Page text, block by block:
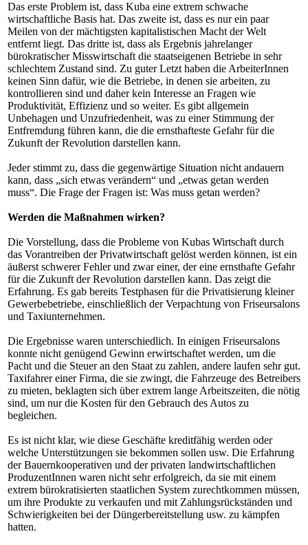
Das erste Problem ist, dass Kuba eine extrem schwache
wirtschaftliche Basis hat. Das zweite ist, dass es nur ein paar
Meilen von der mächtigsten kapitalistischen Macht der Welt
entfernt liegt. Das dritte ist, dass als Ergebnis jahrelanger
bürokratischer Misswirtschaft die staatseigenen Betriebe in sehr
schlechtem Zustand sind. Zu guter Letzt haben die ArbeiterInnen
keinen Sinn dafür, wie die Betriebe, in denen sie arbeiten, zu
kontrollieren sind und daher kein Interesse an Fragen wie
Produktivität, Effizienz und so weiter. Es gibt allgemein
Unbehagen und Unzufriedenheit, was zu einer Stimmung der
Entfremdung führen kann, die die ernsthafteste Gefahr für die
Zukunft der Revolution darstellen kann.
Jeder stimmt zu, dass die gegenwärtige Situation nicht andauern
kann, dass „sich etwas verändern“ und „etwas getan werden
muss“. Die Frage der Fragen ist: Was muss getan werden?
Werden die Maßnahmen wirken?
Die Vorstellung, dass die Probleme von Kubas Wirtschaft durch
das Vorantreiben der Privatwirtschaft gelöst werden können, ist ein
äußerst schwerer Fehler und zwar einer, der eine ernsthafte Gefahr
für die Zukunft der Revolution darstellen kann. Das zeigt die
Erfahrung. Es gab bereits Testphasen für die Privatisierung kleiner
Gewerbebetriebe, einschließlich der Verpachtung von Friseursalons
und Taxiunternehmen.
Die Ergebnisse waren unterschiedlich. In einigen Friseursalons
konnte nicht genügend Gewinn erwirtschaftet werden, um die
Pacht und die Steuer an den Staat zu zahlen, andere laufen sehr gut.
Taxifahrer einer Firma, die sie zwingt, die Fahrzeuge des Betreibers
zu mieten, beklagten sich über extrem lange Arbeitszeiten, die nötig
sind, um nur die Kosten für den Gebrauch des Autos zu
begleichen.
Es ist nicht klar, wie diese Geschäfte kreditfähig werden oder
welche Unterstützungen sie bekommen sollen usw. Die Erfahrung
der Bauernkooperativen und der privaten landwirtschaftlichen
ProduzentInnen waren nicht sehr erfolgreich, da sie mit einem
extrem bürokratisierten staatlichen System zurechtkommen müssen,
um ihre Produkte zu verkaufen und mit Zahlungsrückständen und
Schwierigkeiten bei der Düngerbereitstellung usw. zu kämpfen
hatten.